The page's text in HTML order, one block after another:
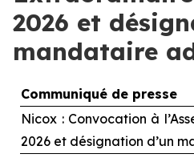
2026 et
mandataire
Communiqué de presse
Nicox : Convocation à
2026 et désignation d’un